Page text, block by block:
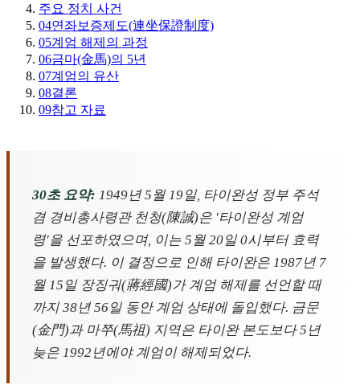
주요 정치 사건
04연좌보증제도(連坐保證制度)
05계엄 해제의 과정
06금마(金馬)의 5년
07계엄의 유산
08결론
09참고 자료
30초 요약: 1949년 5월 19일, 타이완성 정부 주석
겸 경비총사령관 천청(陳誠)은 '타이완성 계엄
령'을 선포하였으며, 이는 5월 20일 0시부터 효력
을 발생했다. 이 결정으로 인해 타이완은 1987년 7
월 15일 장징궈(蔣經國)가 계엄 해제를 선언할 때
까지 38년 56일 동안 계엄 상태에 돌입했다. 금문
(金門)과 마쭈(馬祖) 지역은 타이완 본도보다 5년
늦은 1992년에야 계엄이 해제되었다.